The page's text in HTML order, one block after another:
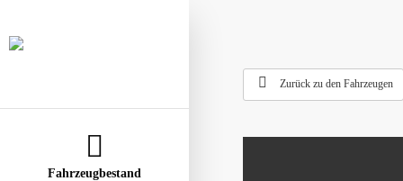
Fahrzeugbestand
Zurück zu den Fahrzeugen